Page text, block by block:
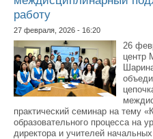
работу
27 февраля, 2026 - 16:20
26
практический семинар на тему
образовательного процесса на
директора и учителей начальных